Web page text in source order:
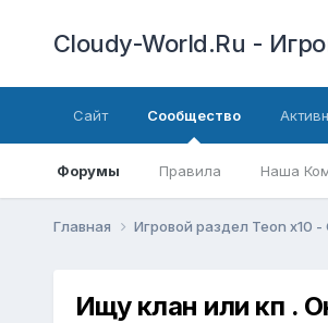
Cloudy-World.Ru -
Сайт Сообщество
Форумы Правила Наша
Главная Игровой раздел Teon x10
Ищу клан или кп .